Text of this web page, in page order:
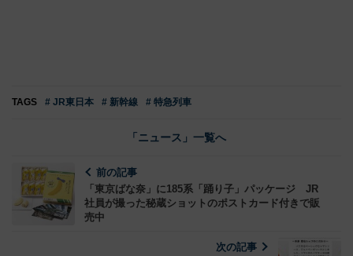
TAGS # JR東日本 # 新幹線 # 特急列車
「ニュース」一覧へ
前の記事
「東京ばな奈」に185系「踊り子」パッケージ JR
社員が撮った秘蔵ショットのポストカード付きで販
売中
次の記事